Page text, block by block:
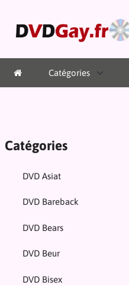
Catégories
Catégories
DVD Asiat
DVD Bareback
DVD Bears
DVD Beur
DVD Bisex